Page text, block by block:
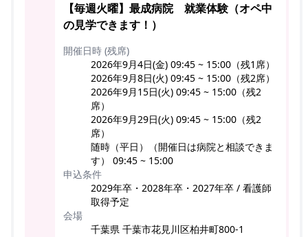
【毎週火曜】最成病院 就業体験（オペ中
の見学できます！）
開催日時 (残席)
2026年9月4日(金) 09:45 ~ 15:00（残1席）
2026年9月8日(火) 09:45 ~ 15:00（残2席）
2026年9月15日(火) 09:45 ~ 15:00（残2
席）
2026年9月29日(火) 09:45 ~ 15:00（残2
席）
随時（平日）（開催日は病院と相談できま
す） 09:45 ~ 15:00
申込条件
2029年卒・2028年卒・2027年卒 / 看護師
取得予定
会場
千葉県 千葉市花見川区柏井町800-1